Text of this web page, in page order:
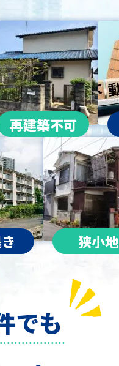
再建築不可
狭小地
でも